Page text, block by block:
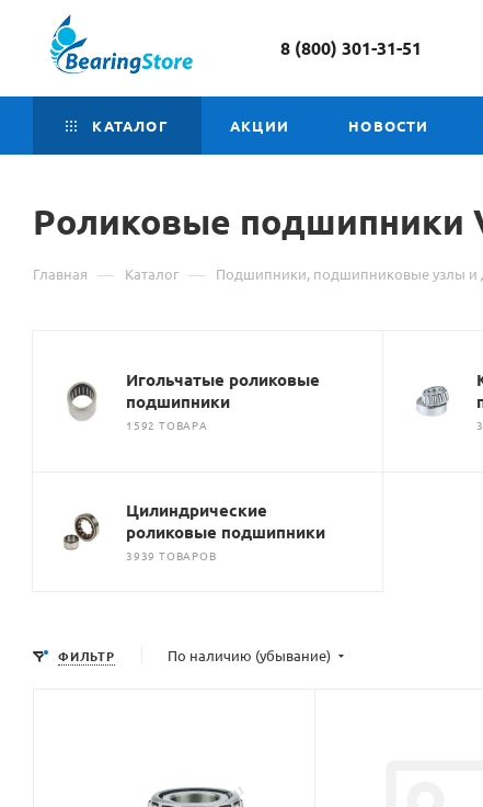
8 (800) 301-31-51
КАТАЛОГ АКЦИИ НОВОСТИ
Роликовые подшипники
Главная — Каталог — Подшипники, подшипниковые узлы и
Игольчатые роликовые
подшипники
1592 ТОВАРА
Цилиндрические
роликовые подшипники
3939 ТОВАРОВ
ФИЛЬТР По наличию (убывание)